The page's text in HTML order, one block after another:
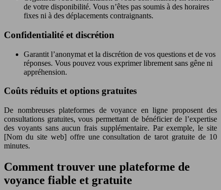
de votre disponibilité. Vous n’êtes pas soumis à des horaires
fixes ni à des déplacements contraignants.
Confidentialité et discrétion
Garantit l’anonymat et la discrétion de vos questions et de vos
réponses. Vous pouvez vous exprimer librement sans gêne ni
appréhension.
Coûts réduits et options gratuites
De nombreuses plateformes de voyance en ligne proposent des
consultations gratuites, vous permettant de bénéficier de l’expertise
des voyants sans aucun frais supplémentaire. Par exemple, le site
[Nom du site web] offre une consultation de tarot gratuite de 10
minutes.
Comment trouver une plateforme de
voyance fiable et gratuite